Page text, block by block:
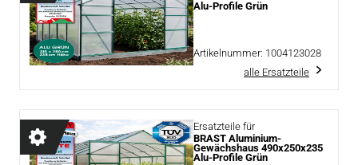
Alu-Profile Grün
Artikelnummer: 1004123028
alle Ersatzteile
Ersatzteile für
BRAST Aluminium-
Gewächshaus 490x250x235
Alu-Profile Grün